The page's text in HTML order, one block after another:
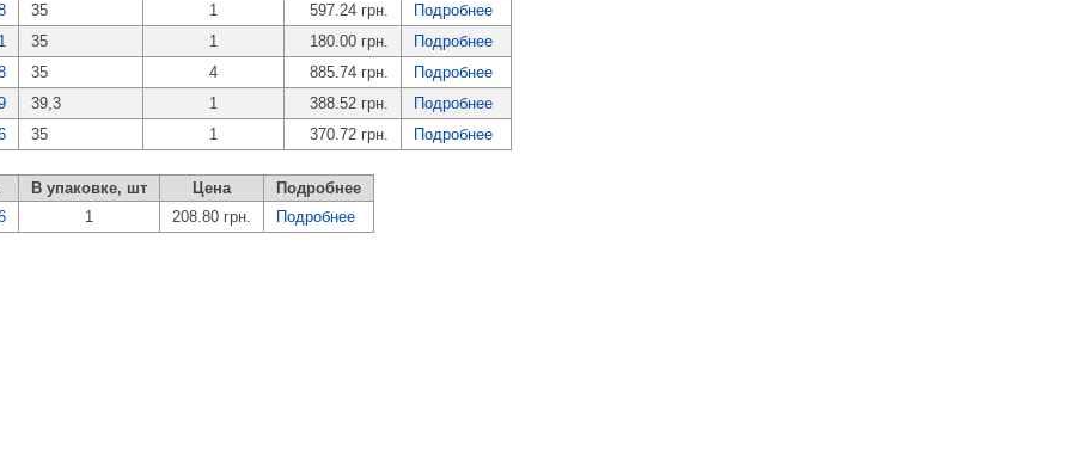
35 1 597.24 грн.
Подробнее
35 1 180.00 грн.
Подробнее
35 4 885.74 грн.
Подробнее
39,3 1 388.52 грн.
Подробнее
35 1 370.72 грн. Подробнее
В упаковке, шт Цена
Подробнее
1 208.80 грн. Подробнее